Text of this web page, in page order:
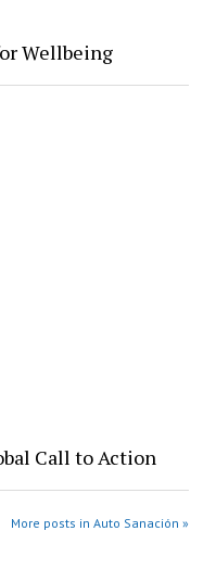
Wellbeing
Call to Action
More posts in Auto Sanación »